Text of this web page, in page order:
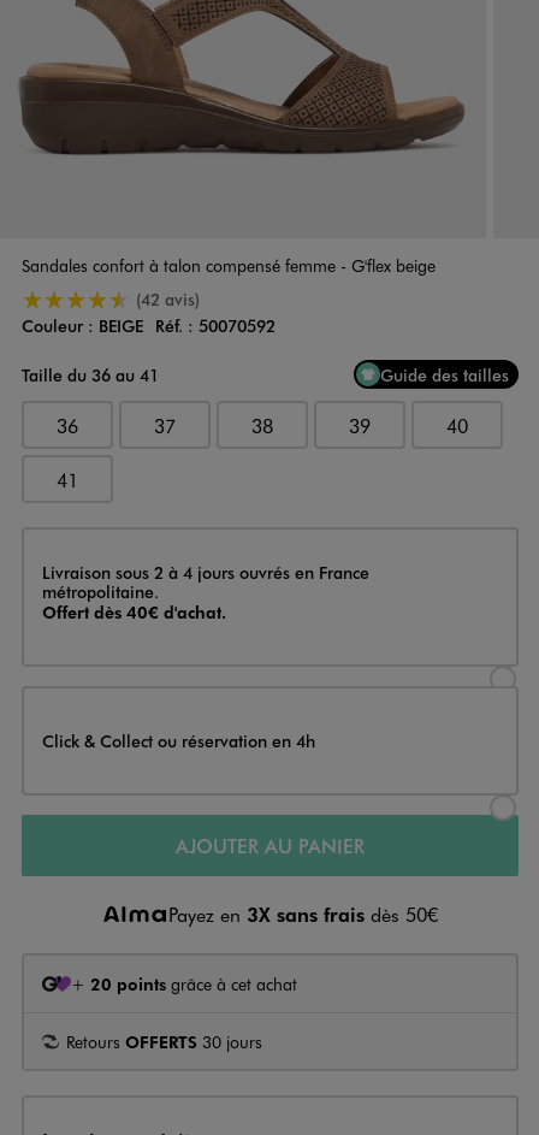
Sandales confort à talon compensé femme - G'flex beige
4.5/5 de moyenne
(42 avis)
Couleur
Couleur : BEIGE Réf. : 50070592
Taille du 36 au 41
Guide des tailles
36 37 38 39 40
41
Livraison
Livraison sous 2 à 4 jours ouvrés en France
métropolitaine.
Offert dès 40€ d'achat.
Click & Collect ou réservation en 4h
AJOUTER AU PANIER
Payez en 3X sans frais dès 50€
+ 20 points grâce à cet achat
Retours OFFERTS 30 jours